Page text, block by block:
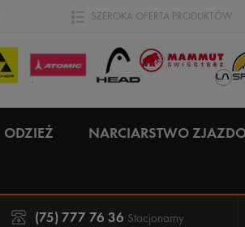
SZEROKA OFERTA PRODUKTÓW
ODZIEŻ NARCIARSTWO
(75) 777 76 36 Stacjonarny